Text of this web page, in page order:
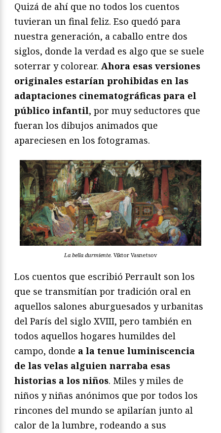
Quizá de ahí que no todos los cuentos
tuvieran un final feliz. Eso quedó para
nuestra generación, a caballo entre dos
siglos, donde la verdad es algo que se suele
soterrar y colorear. Ahora esas versiones
originales estarían prohibidas en las
adaptaciones cinematográficas para el
público infantil, por muy seductores que
fueran los dibujos animados que
apareciesen en los fotogramas.
La bella durmiente. Víktor Vasnetsov
Los cuentos que escribió Perrault son los
que se transmitían por tradición oral en
aquellos salones aburguesados y urbanitas
del París del siglo XVIII, pero también en
todos aquellos hogares humildes del
campo, donde a la tenue luminiscencia
de las velas alguien narraba esas
historias a los niños. Miles y miles de
niños y niñas anónimos que por todos los
rincones del mundo se apilarían junto al
calor de la lumbre, rodeando a sus